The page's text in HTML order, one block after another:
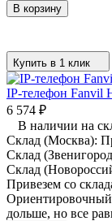
В корзину
Купить в 1 клик
IP-телефон Fanvil
6 574 ₽
В наличии на
Склад (Москва):
Склад
Склад
Привезем со
дольше, но все